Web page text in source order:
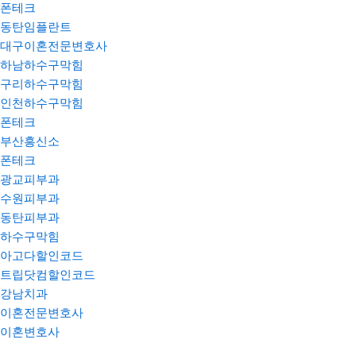
폰테크
동탄임플란트
대구이혼전문변호사
하남하수구막힘
구리하수구막힘
인천하수구막힘
폰테크
부산흥신소
폰테크
광교피부과
수원피부과
동탄피부과
하수구막힘
아고다할인코드
트립닷컴할인코드
강남치과
이혼전문변호사
이혼변호사